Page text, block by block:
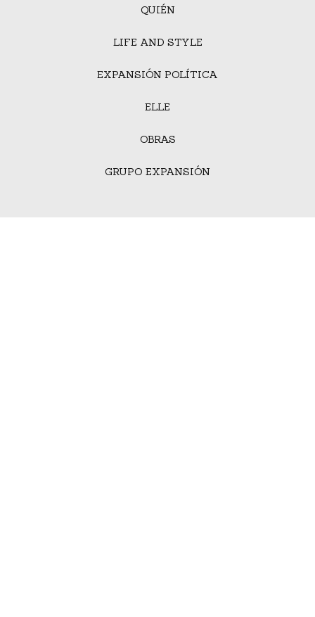
QUIÉN
LIFE AND STYLE
EXPANSIÓN POLÍTICA
ELLE
OBRAS
GRUPO EXPANSIÓN